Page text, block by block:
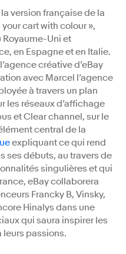
version française de la
cart with colour »,
Royaume-Uni et
en Espagne et en Italie.
créative d’eBay
avec Marcel l’agence
à travers un plan
les réseaux d’affichage
et Clear channel, sur le
central de la
expliquant ce qui rend
ses débuts, au travers de
singulières et qui
eBay collaborera
Francky B, Vinsky,
Hinalys dans une
qui saura inspirer les
leurs passions.